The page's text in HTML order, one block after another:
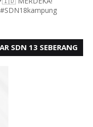
SDN 13 SEBERANG